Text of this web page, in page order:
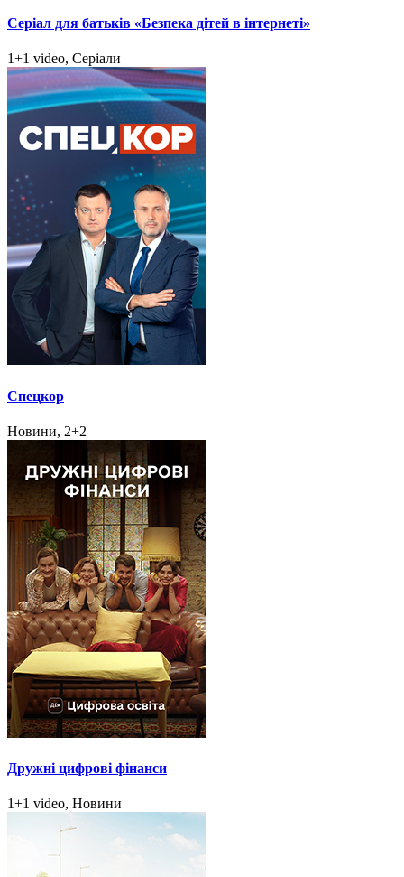
Серіал для батьків «Безпека дітей в інтернеті»
1+1 video, Серіали
Спецкор
Новини, 2+2
Дружні цифрові фінанси
1+1 video, Новини